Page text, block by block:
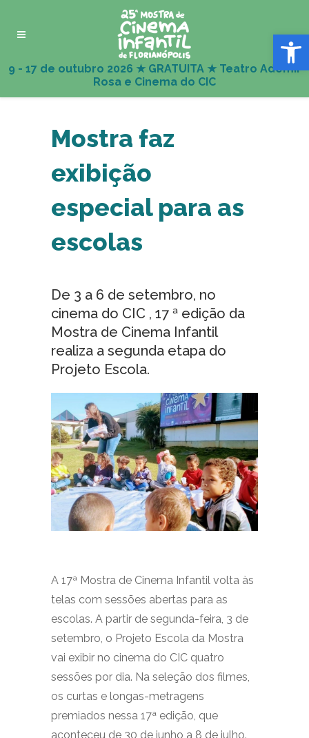
Abrir
Mostra faz
exibição
especial para as
escolas
De 3 a 6 de setembro, no
cinema do CIC , 17 ª edição da
Mostra de Cinema Infantil
realiza a segunda etapa do
Projeto Escola.
A 17ª Mostra de Cinema Infantil volta às
telas com sessões abertas para as
escolas. A partir de segunda-feira, 3 de
setembro, o Projeto Escola da Mostra
vai exibir no cinema do CIC quatro
sessões por dia. Na seleção dos filmes,
os curtas e longas-metragens
premiados nessa 17ª edição, que
aconteceu de 30 de junho a 8 de julho.